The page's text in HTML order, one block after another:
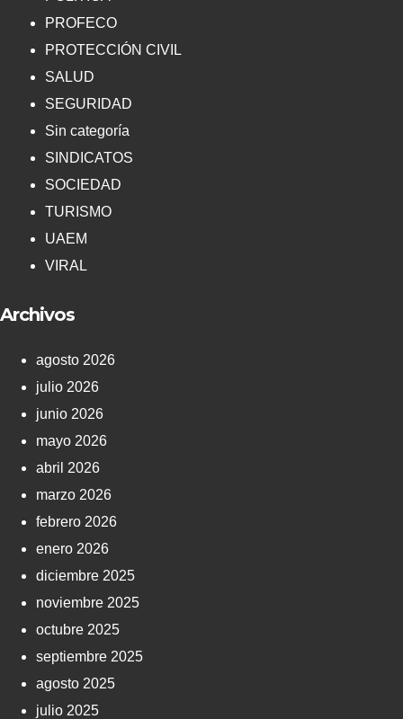
PROFECO
PROTECCIÓN CIVIL
SALUD
SEGURIDAD
Sin categoría
SINDICATOS
SOCIEDAD
TURISMO
UAEM
VIRAL
Archivos
agosto 2026
julio 2026
junio 2026
mayo 2026
abril 2026
marzo 2026
febrero 2026
enero 2026
diciembre 2025
noviembre 2025
octubre 2025
septiembre 2025
agosto 2025
julio 2025